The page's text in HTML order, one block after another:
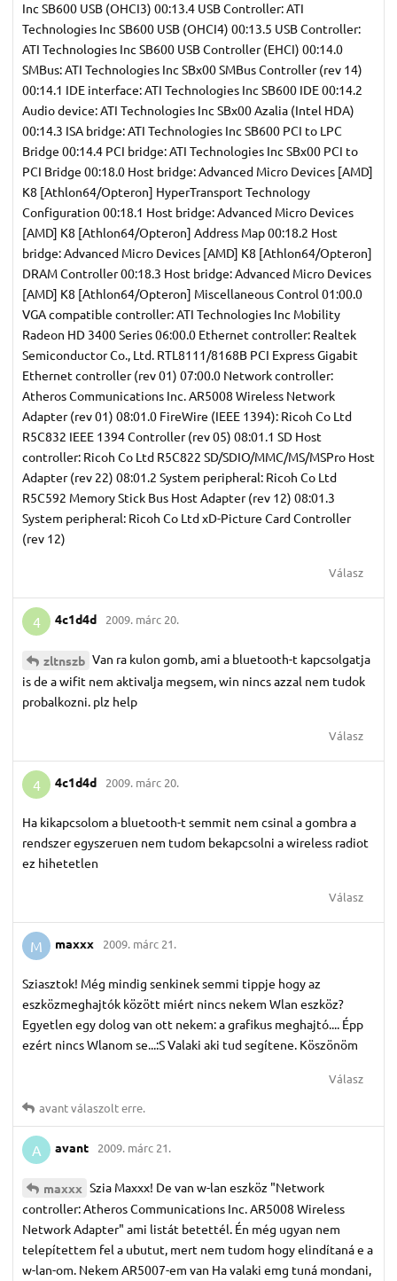
Inc SB600 USB (OHCI3) 00:13.4 USB Controller: ATI
Technologies Inc SB600 USB (OHCI4) 00:13.5 USB Controller:
ATI Technologies Inc SB600 USB Controller (EHCI) 00:14.0
SMBus: ATI Technologies Inc SBx00 SMBus Controller (rev 14)
00:14.1 IDE interface: ATI Technologies Inc SB600 IDE 00:14.2
Audio device: ATI Technologies Inc SBx00 Azalia (Intel HDA)
00:14.3 ISA bridge: ATI Technologies Inc SB600 PCI to LPC
Bridge 00:14.4 PCI bridge: ATI Technologies Inc SBx00 PCI to
PCI Bridge 00:18.0 Host bridge: Advanced Micro Devices [AMD]
K8 [Athlon64/Opteron] HyperTransport Technology
Configuration 00:18.1 Host bridge: Advanced Micro Devices
[AMD] K8 [Athlon64/Opteron] Address Map 00:18.2 Host
bridge: Advanced Micro Devices [AMD] K8 [Athlon64/Opteron]
DRAM Controller 00:18.3 Host bridge: Advanced Micro Devices
[AMD] K8 [Athlon64/Opteron] Miscellaneous Control 01:00.0
VGA compatible controller: ATI Technologies Inc Mobility
Radeon HD 3400 Series 06:00.0 Ethernet controller: Realtek
Semiconductor Co., Ltd. RTL8111/8168B PCI Express Gigabit
Ethernet controller (rev 01) 07:00.0 Network controller:
Atheros Communications Inc. AR5008 Wireless Network
Adapter (rev 01) 08:01.0 FireWire (IEEE 1394): Ricoh Co Ltd
R5C832 IEEE 1394 Controller (rev 05) 08:01.1 SD Host
controller: Ricoh Co Ltd R5C822 SD/SDIO/MMC/MS/MSPro Host
Adapter (rev 22) 08:01.2 System peripheral: Ricoh Co Ltd
R5C592 Memory Stick Bus Host Adapter (rev 12) 08:01.3
System peripheral: Ricoh Co Ltd xD-Picture Card Controller
(rev 12)
Válasz
4 4c1d4d 2009. márc 20.
zltnszb Van ra kulon gomb, ami a bluetooth-t kapcsolgatja
is de a wifit nem aktivalja megsem, win nincs azzal nem tudok
probalkozni. plz help
Válasz
4 4c1d4d 2009. márc 20.
Ha kikapcsolom a bluetooth-t semmit nem csinal a gombra a
rendszer egyszeruen nem tudom bekapcsolni a wireless radiot
ez hihetetlen
Válasz
M maxxx 2009. márc 21.
Sziasztok! Még mindig senkinek semmi tippje hogy az
eszközmeghajtók között miért nincs nekem Wlan eszköz?
Egyetlen egy dolog van ott nekem: a grafikus meghajtó.... Épp
ezért nincs Wlanom se...:S Valaki aki tud segítene. Köszönöm
Válasz
avantválaszolt erre.
A avant 2009. márc 21.
maxxx Szia Maxxx! De van w-lan eszköz "Network
controller: Atheros Communications Inc. AR5008 Wireless
Network Adapter" ami listát betettél. Én még ugyan nem
telepítettem fel a ubutut, mert nem tudom hogy elindítaná e a
w-lan-om. Nekem AR5007-em van Ha valaki emg tuná mondani,